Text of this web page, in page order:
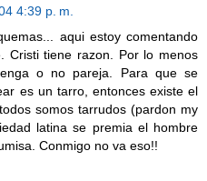
4:39 p. m.
aqui estoy comentando
Cristi tiene razon. Por lo menos
o no pareja. Para que se
es un tarro, entonces existe el
somos tarrudos (pardon my
latina se premia el hombre
Conmigo no va eso!!